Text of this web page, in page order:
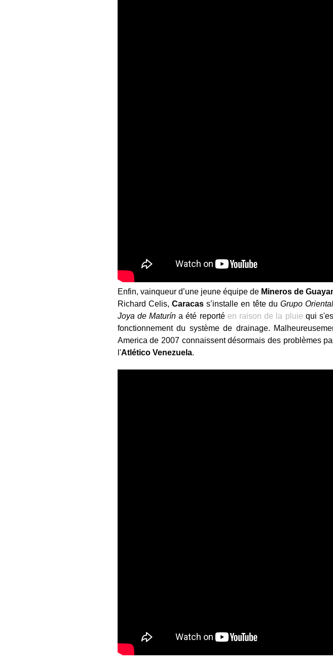
Enfin, vainqueur d’une jeune équipe de Mineros de
Richard Celis, Caracas s’installe en tête duGrupo Oriental
Joya de Maturín a été reporté en raison de la pluie qui
fonctionnement du système de drainage.
America de 2007 connaissent désormais des problèmes
l'Atlético Venezuela.